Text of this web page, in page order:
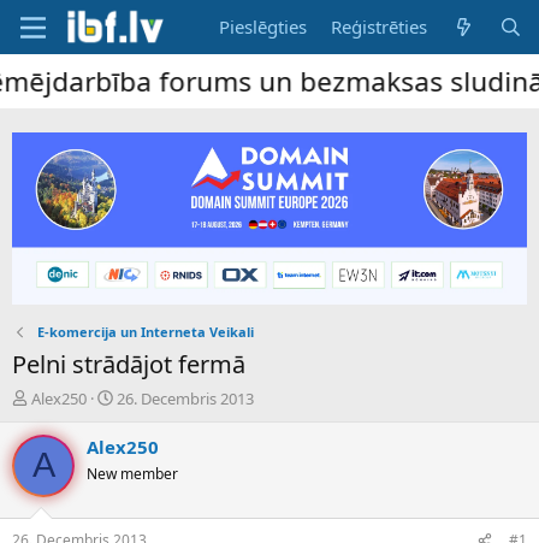
Pieslēgties Reģistrēties
forums un bezmaksas
E-komercija un Interneta Veikali
Pelni strādājot fermā
P
v
e
d
i
Alex250
S
k
m
26. Decembris 2013
A Alex250
New member